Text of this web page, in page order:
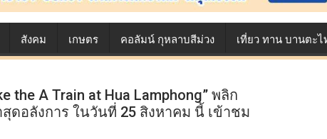
สังคม เกษตร คอลัมน์ กุหลาบสีม่วง เที่ยว ทาน บานตะไ
the A Train at Hua Lamphong” พลิก
ดอลังการ ในวันที่ 25 สิงหาคม นี้ เข้าชม